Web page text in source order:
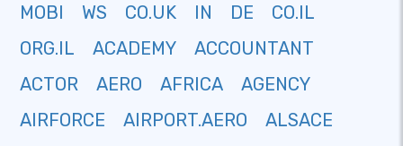
MOBI
WS CO.UK IN DE
CO.IL
ORG.IL
ACADEMY
ACCOUNTANT
ACTOR
AERO AFRICA
AGENCY
AIRFORCE
AIRPORT.AERO
ALSACE